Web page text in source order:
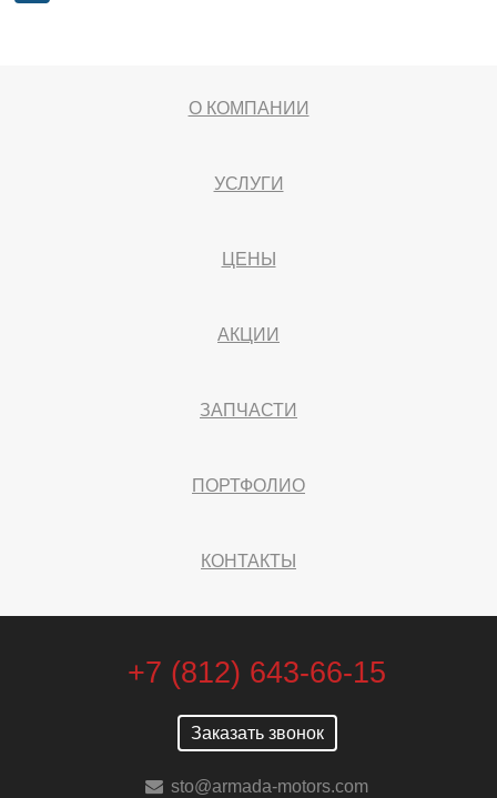
О КОМПАНИИ
УСЛУГИ
ЦЕНЫ
АКЦИИ
ЗАПЧАСТИ
ПОРТФОЛИО
КОНТАКТЫ
+7 (812) 643-66-15
Заказать звонок
sto@armada-motors.com